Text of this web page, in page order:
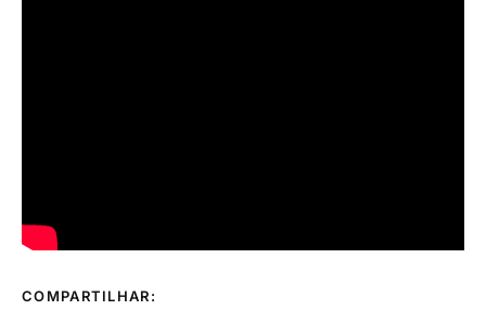
COMPARTILHAR: